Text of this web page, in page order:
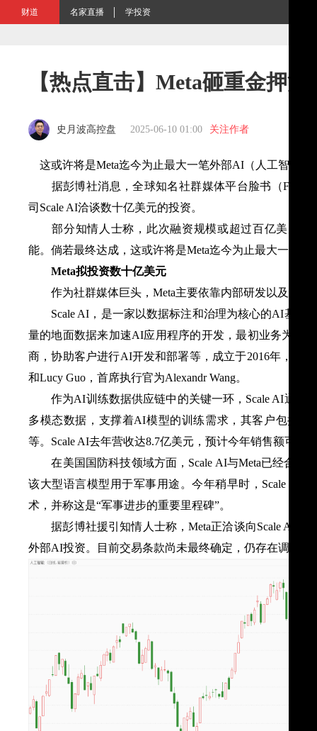
财道 名家直播 学投资
【热点直击】Meta砸重金押
史月波高控盘 2025-06-10 01:00 关注作者
这或许将是Meta迄今为止最大一笔外部AI（ 人工智能
据彭博社消息，全球知名社群媒体平台脸书（
司Scale AI洽谈数十亿美元的投资。
部分知情人士称，此次融资规模或超过百亿美元，
能。倘若最终达成，这或许将是Meta迄今为止最大一笔
Meta拟投资数十亿美元
作为社群媒体巨头，Meta主要依靠内部研发以及开放
Scale AI，是一家以数据标注和治理为核心的AI基础
量的地面数据来加速AI应用程序的开发，最初业务为AI
商，协助客户进行AI开发和部署等，成立于2016年，总
和Lucy Guo，首席执行官为Alexandr Wang。
作为AI训练数据供应链中的关键一环，Scale AI通过
多模态数据，支撑着AI模型的训练需求，其客户包括
等。Scale AI去年营收达8.7亿美元，预计今年销售额可达
在美国国防科技领域方面，Scale AI与Meta已经合作展
该大型语言模型用于军事用途。今年稍早时，Scale AI
术，并称这是“军事进步的重要里程碑”。
据彭博社援引知情人士称，Meta正洽谈向Scale AI投
外部AI投资。目前交易条款尚未最终确定，仍存在调整空